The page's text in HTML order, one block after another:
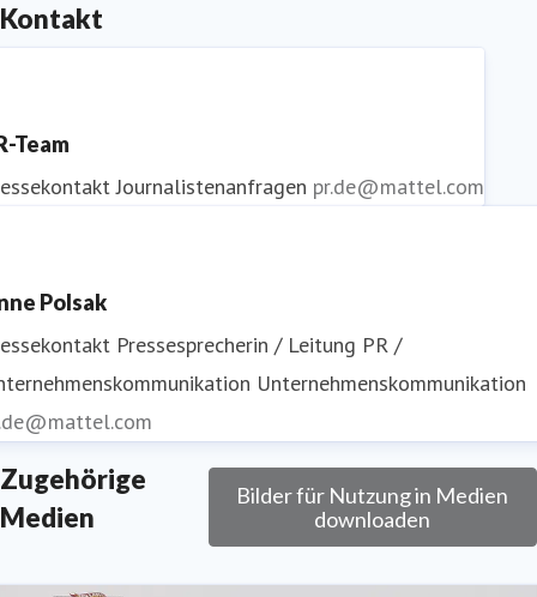
Kontakt
Team
Journalistenanfragen pr.de@mattel.com
Polsak
Pressesprecherin / Leitung PR /
Unternehmenskommunikation
Zugehörige
Medien
Bilder für Nutzung in Medien
downloaden